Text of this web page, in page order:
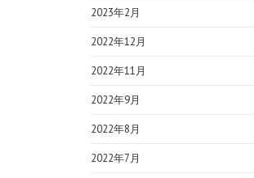
2023年2月
2022年12月
2022年11月
2022年9月
2022年8月
2022年7月